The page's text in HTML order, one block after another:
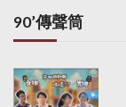
90’傳聲筒